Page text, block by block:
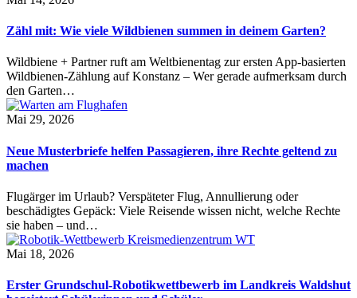
Zähl mit: Wie viele Wildbienen summen in deinem Garten?
Wildbiene + Partner ruft am Weltbienentag zur ersten App-basierten
Wildbienen-Zählung auf Konstanz – Wer gerade aufmerksam durch
den Garten…
Mai 29, 2026
Neue Musterbriefe helfen Passagieren, ihre Rechte geltend zu
machen
Flugärger im Urlaub? Verspäteter Flug, Annullierung oder
beschädigtes Gepäck: Viele Reisende wissen nicht, welche Rechte
sie haben – und…
Mai 18, 2026
Erster Grundschul-Robotikwettbewerb im Landkreis Waldshut